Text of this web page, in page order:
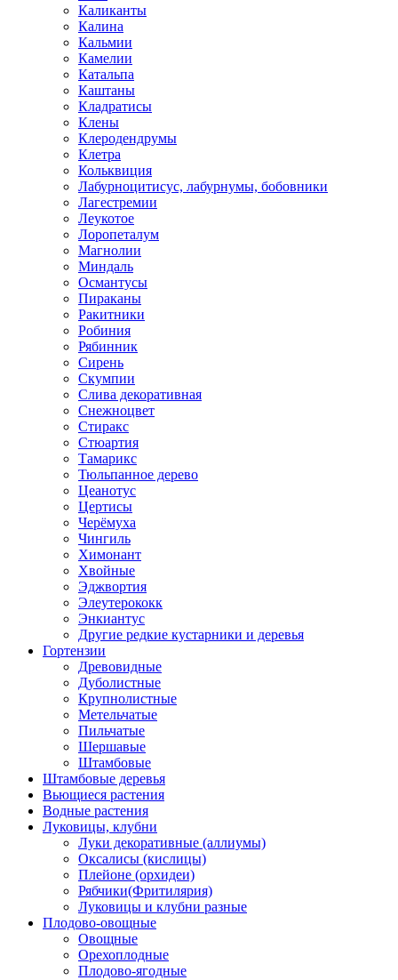
Каликанты
Калина
Кальмии
Камелии
Катальпа
Каштаны
Кладратисы
Клены
Клеродендрумы
Клетра
Кольквиция
Лабурноцитисус, лабурнумы, бобовники
Лагестремии
Леукотое
Лоропеталум
Магнолии
Миндаль
Османтусы
Пираканы
Ракитники
Робиния
Рябинник
Сирень
Скумпии
Слива декоративная
Снежноцвет
Стиракс
Стюартия
Тамарикс
Тюльпанное дерево
Цеанотус
Цертисы
Черёмуха
Чингиль
Химонант
Хвойные
Эджвортия
Элеутерококк
Энкиантус
Другие редкие кустарники и деревья
Гортензии
Древовидные
Дуболистные
Крупнолистные
Метельчатые
Пильчатые
Шершавые
Штамбовые
Штамбовые деревья
Вьющиеся растения
Водные растения
Луковицы, клубни
Луки декоративные (аллиумы)
Оксалисы (кислицы)
Плейоне (орхидеи)
Рябчики(Фритилярия)
Луковицы и клубни разные
Плодово-овощные
Овощные
Орехоплодные
Плодово-ягодные